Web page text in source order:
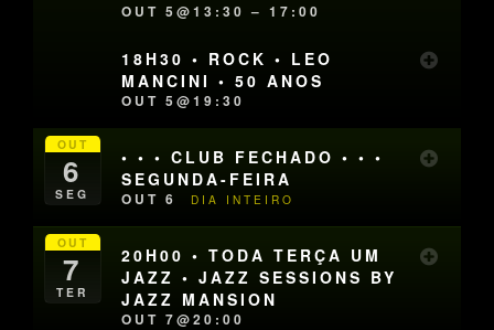
OUT 5@13:30 – 17:00
18H30 • ROCK • LEO
MANCINI • 50 ANOS
OUT 5@19:30
OUT
6
SEG
• • • CLUB FECHADO • • •
SEGUNDA-FEIRA
OUT 6 DIA INTEIRO
OUT
7
TER
20H00 • TODA TERÇA UM
JAZZ • JAZZ SESSIONS BY
JAZZ MANSION
OUT 7@20:00